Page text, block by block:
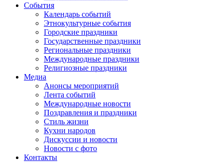
События
Календарь событий
Этнокультурные события
Городские праздники
Государственные праздники
Региональные праздники
Международные праздники
Религиозные праздники
Медиа
Анонсы мероприятий
Лента событий
Международные новости
Поздравления и праздники
Cтиль жизни
Кухни народов
Дискуссии и новости
Новости с фото
Контакты